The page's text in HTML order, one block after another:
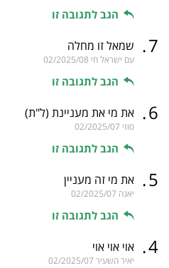
הגב לתגובה זו
7
. שמאל זו מחלה
עם ישראל חי 02/2025/08
הגב לתגובה זו
6
. את מי את מעניינת (ל"ת)
סוזי 02/2025/07
הגב לתגובה זו
5
. את מי זה מעניין
יאנה 02/2025/07
הגב לתגובה זו
4
. אוי אוי אוי
יאיר השעיר 02/2025/07